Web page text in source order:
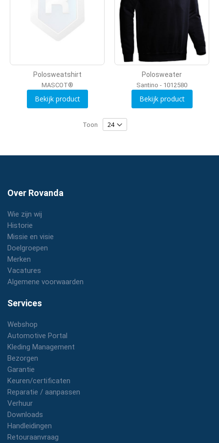
Polosweatshirt
MASCOT®
Bekijk product
Polosweater
Santino - 1012580
Bekijk product
Toon
Over Rovanda
Wie zijn wij
Historie
Missie en visie
Doelgroepen
Merken
Vacatures
Algemene voorwaarden
Services
Webshop
Automotive Portal
Kleding Management
Bezorgen
Garantie
Keuren/certificaten
Reparatie / aanpassen
Verhuur
Downloads
Handleidingen
Retouraanvraag